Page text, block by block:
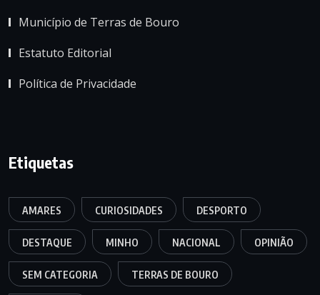
Município de Terras de Bouro
Estatuto Editorial
Política de Privacidade
Etiquetas
AMARES CURIOSIDADES DESPORTO
DESTAQUE MINHO NACIONAL OPINIÃO
SEM CATEGORIA TERRAS DE BOURO